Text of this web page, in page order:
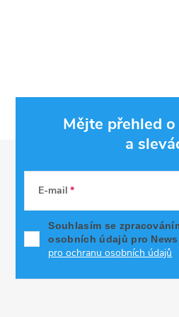
Mějte přehled
a
E-mail
Souhlasím se
osobních údajů pro
pro ochranu osobních údajů